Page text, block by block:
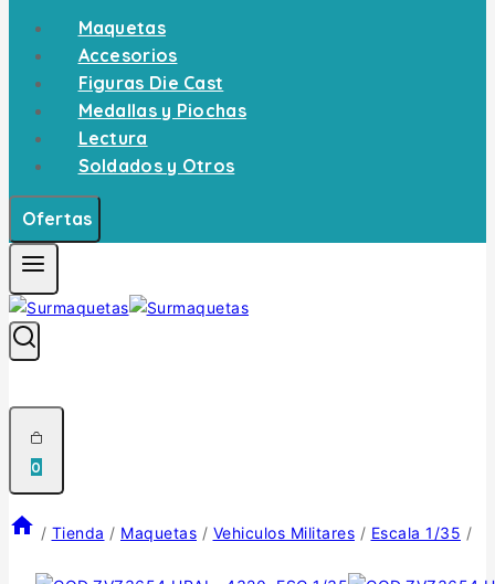
Maquetas
Accesorios
Figuras Die Cast
Medallas y Piochas
Lectura
Soldados y Otros
Ofertas
0
/ Tienda / Maquetas / Vehiculos Militares / Escala 1/35 /